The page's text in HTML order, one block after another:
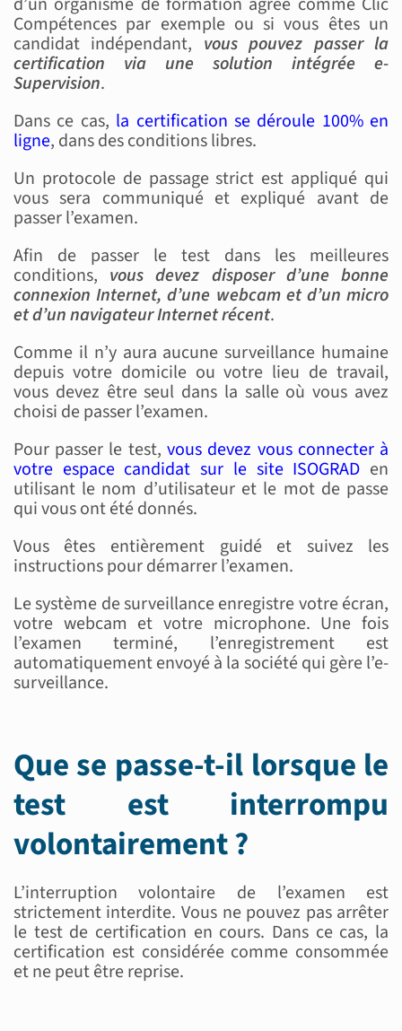
Compétences par exemple ou si vous êtes un
candidat indépendant, vous pouvez passer la
certification via une solution intégrée e-
Supervision.
Dans ce cas, la certification se déroule 100% en
ligne, dans des conditions libres.
Un protocole de passage strict est appliqué qui
vous sera communiqué et expliqué avant de
passer l’examen.
Afin de passer le test dans les meilleures
conditions, vous devez disposer d’une bonne
connexion Internet, d’une webcam et d’un micro
et d’un navigateur Internet récent.
Comme il n’y aura aucune surveillance humaine
depuis votre domicile ou votre lieu de travail,
vous devez être seul dans la salle où vous avez
choisi de passer l’examen.
Pour passer le test, vous devez vous connecter à
votre espace candidat sur le site ISOGRAD en
utilisant le nom d’utilisateur et le mot de passe
qui vous ont été donnés.
Vous êtes entièrement guidé et suivez les
instructions pour démarrer l’examen.
Le système de surveillance enregistre votre écran,
votre webcam et votre microphone. Une fois
l’examen terminé, l’enregistrement est
automatiquement envoyé à la société qui gère l’e-
surveillance.
Que se passe-t-il lorsque le
test est interrompu
volontairement ?
L’interruption volontaire de l’examen est
strictement interdite. Vous ne pouvez pas arrêter
le test de certification en cours. Dans ce cas, la
certification est considérée comme consommée
et ne peut être reprise.